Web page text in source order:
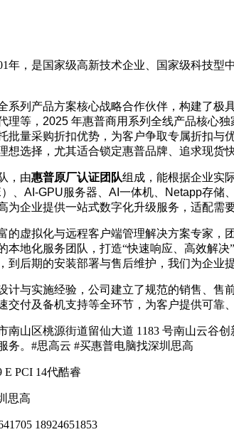
年，是国家级高新技术企业、国家级科技
系列产品方案核心战略合作伙伴，构建了极
理等， 2025 年惠普商用系列全线产品核心
量采购折扣优势，为客户争取专属折扣与
想选择，尤其适合锁定惠普品牌、追求现货
，由惠普原厂认证团队组成，能根据企业实
）、 AI-GPU服务器、 AI 一体机、 Netapp存储
企业提供一站式数字化升级服务，适配需
的虚拟化与远程客户端管理解决方案专家，
本地化服务团队，打造“快速响应、高效解
到后期的安装部署与售后维护，我们为企业
计与实施经验，公司建立了规范的销售、
交付及备机支持等全环节，为客户提供可靠
山区桃源街道留仙大道 1183 号南山云谷
务。#思高云 #买惠普电脑找深圳思高
E PCI 14代酷睿
思高
18924651853